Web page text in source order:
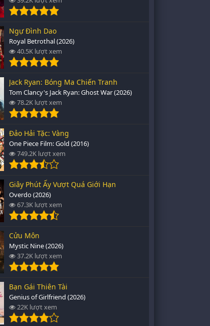
Ngự Đình Dao
Royal Betrothal (2026)
40.5K lượt xem
Jack Ryan: Bóng Ma Chiến Tranh
Tom Clancy's Jack Ryan: Ghost War (2026)
78.2K lượt xem
Đảo Hải Tặc: Vàng
One Piece Film: Gold (2016)
749.2K lượt xem
Giây Phút Ấy Vượt Quá Giới Hạn
Overdo (2026)
67.3K lượt xem
Cửu Môn
Mystic Nine (2026)
37.2K lượt xem
Bạn Gái Thiên Tài
Genius of Girlfriend (2026)
22K lượt xem